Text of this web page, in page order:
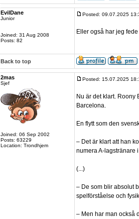
EvilDane
Junior
Joined: 31 Aug 2008
Posts: 82
Posted: 09.07.2025
Eller også har jeg
Back to top
2mas
Sjef
Joined: 06 Sep 2002
Posts: 63229
Location: Trondhjem
Posted: 15.07.2025
Nu är det klart. Roony
Barcelona.
En flytt som den
– Det är klart att han
numera A-lagstränare
(...)
– De som blir absolut
spelförståelse och
– Men har man också